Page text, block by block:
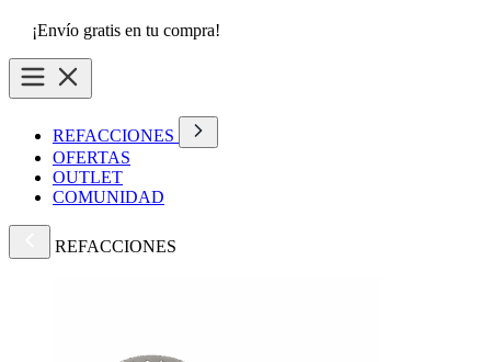
¡Envío gratis en tu compra!
REFACCIONES
OFERTAS
OUTLET
COMUNIDAD
REFACCIONES